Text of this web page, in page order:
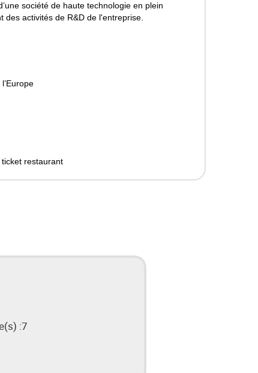
société de haute technologie en plein
activités de R&D de l'entreprise.
restaurant
:7